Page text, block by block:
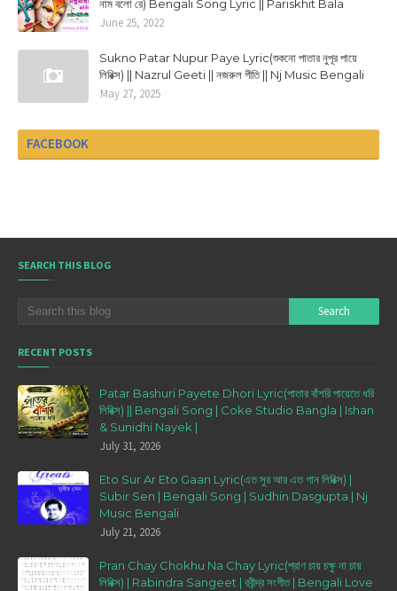
নাম বলো রে) Bengali Song Lyric || Pariskhit Bala
June 25, 2022
Sukno Patar Nupur Paye Lyric(শুকনো পাতার নুপূর পায়ে
লিরিক্স) || Nazrul Geeti || নজরুল গীতি || Nj Music Bengali
May 27, 2025
FACEBOOK
SEARCH THIS BLOG
RECENT POSTS
Patar Bashuri Payete Dhori Lyric(পাতার বাঁশরি পায়েতে ধরি
লিরিক্স) || Bengali Song | Coke Studio Bangla | Ishan
& Sunidhi Nayek |
July 31, 2026
Eto Sur Ar Eto Gaan Lyric(এত সুর আর এত গান লিরিক্স) |
Subir Sen | Bengali Song | Sudhin Dasgupta | Nj
Music Bengali
July 21, 2026
Pran Chay Chokhu Na Chay Lyric(প্রাণ চায় চক্ষু না চায়
লিরিক্স) | Rabindra Sangeet | রবীন্দ্র সংগীত | Bengali Love